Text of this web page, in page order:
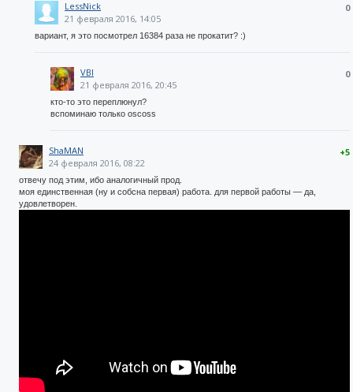
0
LessNick
21 февраля 2016, 14:05
вариант, я это посмотрел 16384 раза не прокатит? :)
0
VBI
21 февраля 2016, 20:45
кто-то это переплюнул?
вспоминаю только oscoss
+5
ShaMAN
24 февраля 2016, 08:22
отвечу под этим, ибо аналогичный прод.
моя единственная (ну и собсна первая) работа. для первой работы — да,
удовлетворен.